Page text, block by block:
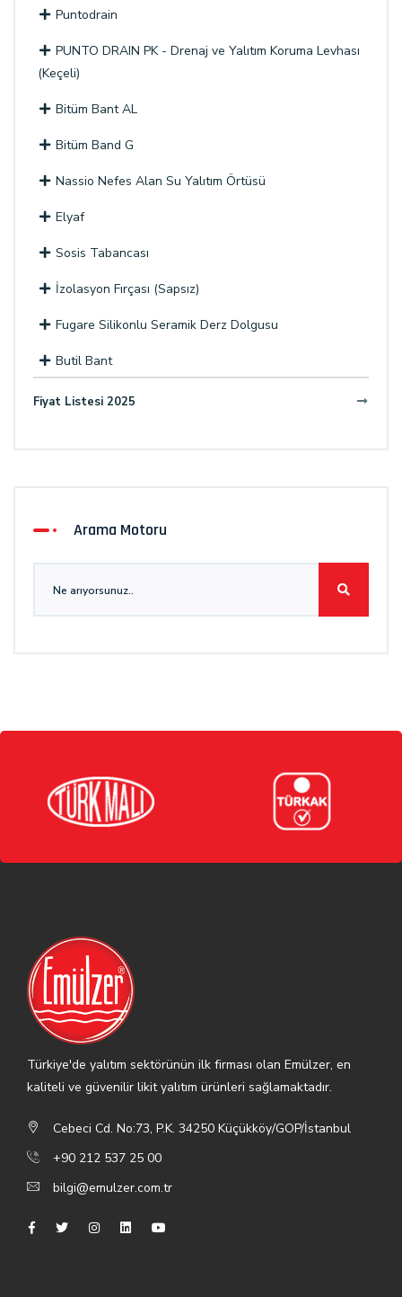
Puntodrain
PUNTO DRAIN PK - Drenaj ve Yalıtım Koruma Levhası
(Keçeli)
Bitüm Bant AL
Bitüm Band G
Nassio Nefes Alan Su Yalıtım Örtüsü
Elyaf
Sosis Tabancası
İzolasyon Fırçası (Sapsız)
Fugare Silikonlu Seramik Derz Dolgusu
Butil Bant
Fiyat Listesi 2025
Arama Motoru
Türkiye'de yalıtım sektörünün ilk firması olan Emülzer, en
kaliteli ve güvenilir likit yalıtım ürünleri sağlamaktadır.
Cebeci Cd. No:73, P.K. 34250 Küçükköy/GOP/İstanbul
+90 212 537 25 00
bilgi@emulzer.com.tr